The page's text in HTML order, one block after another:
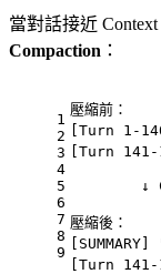
當對話接近
Compaction ：
1
2
3
4
5
6
7
8
9
壓縮前：
[Turn 1-
[Turn 141-
↓
壓縮後：
[Turn 141-